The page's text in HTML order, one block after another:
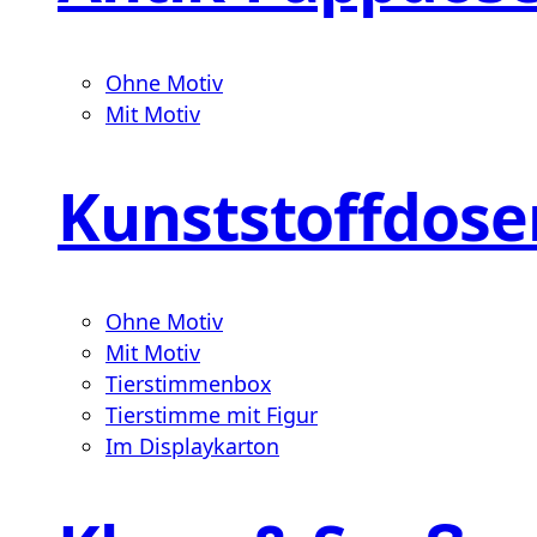
Ohne Motiv
Mit Motiv
Ohne Motiv
Mit Motiv
Tierstimmenbox
Tierstimme mit Figur
Im Displaykarton